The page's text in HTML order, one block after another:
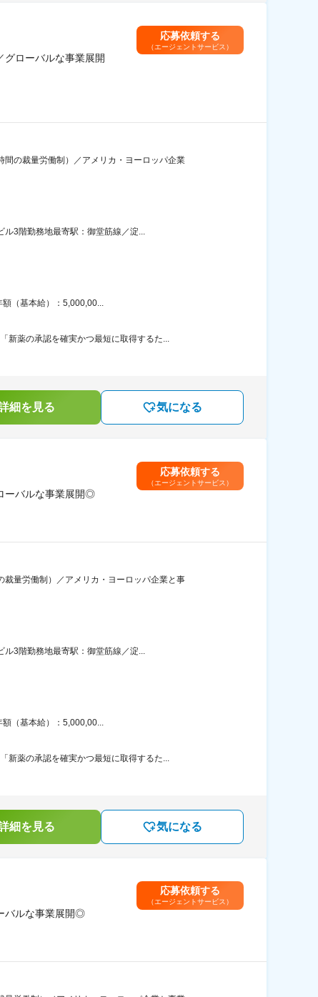
ローバルな事業展開
応募依頼する
（エージェントサービス）
の裁量労働制）／アメリカ・ヨーロッパ企業
3階勤務地最寄駅：御堂筋線／淀...
（基本給）：5,000,00...
新薬の承認を確実かつ最短に取得するた...
細を見る 気になる
ーバルな事業展開◎
応募依頼する
（エージェントサービス）
量労働制）／アメリカ・ヨーロッパ企業と事
3階勤務地最寄駅：御堂筋線／淀...
（基本給）：5,000,00...
新薬の承認を確実かつ最短に取得するた...
細を見る 気になる
バルな事業展開◎
応募依頼する
（エージェントサービス）